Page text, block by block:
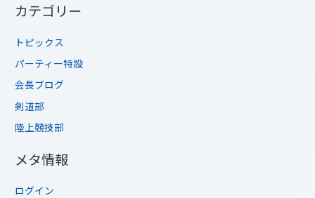
カテゴリー
トピックス
パーティー特設
会長ブログ
剣道部
陸上競技部
メタ情報
ログイン